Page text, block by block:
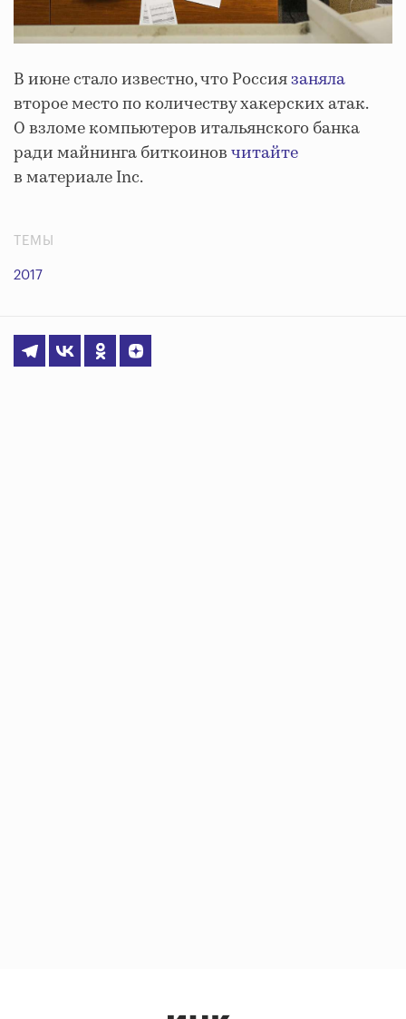
В июне стало известно, что Россиязаняла
второе место по количеству хакерских атак.
О взломе компьютеров итальянского банка
ради майнинга биткоиновчитайте
в материале Inc.
ТЕМЫ
2017